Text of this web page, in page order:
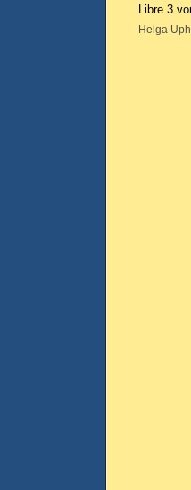
Libre 3
Helga